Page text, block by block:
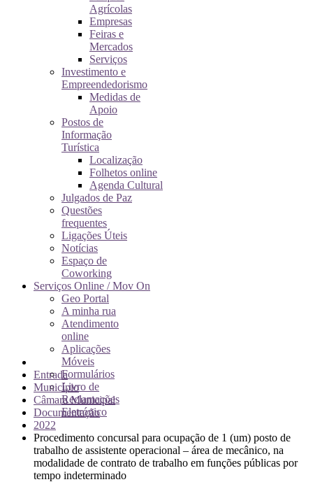
Agrícolas
Empresas
Feiras e
Mercados
Serviços
Investimento e
Empreendedorismo
Medidas de
Apoio
Postos de
Informação
Turística
Localização
Folhetos online
Agenda Cultural
Julgados de Paz
Questões
frequentes
Ligações Úteis
Notícias
Espaço de
Coworking
Serviços Online / Mov On
Geo Portal
A minha rua
Atendimento
online
Aplicações
Móveis
Formulários
Livro de
Reclamações
Eletrónico
Entrada
Município
Câmara Municipal
Documentação
2022
Procedimento concursal para ocupação de 1 (um) posto de
trabalho de assistente operacional – área de mecânico, na
modalidade de contrato de trabalho em funções públicas por
tempo indeterminado